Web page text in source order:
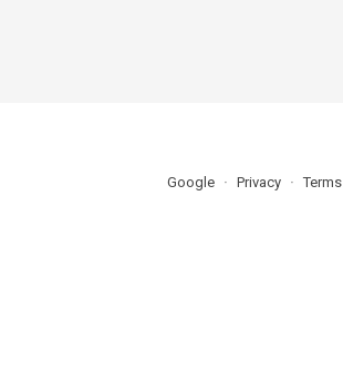
Google Privacy Terms